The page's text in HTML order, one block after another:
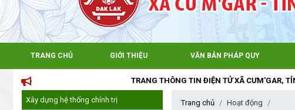
TRANG CHỦ GIỚI THIỆU VĂN BẢN PHÁP QUY
TRANG THÔNG TIN ĐIỆN TỬ XÃ CƯM'GAR, TỈNH
Xây dựng hệ thống chính trị Trang chủ Hoạt động